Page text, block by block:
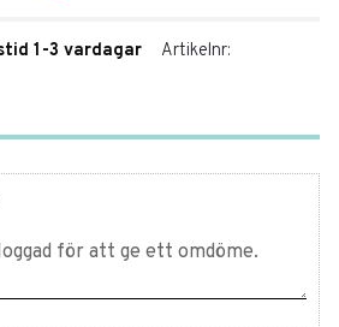
1-3 vardagar
Artikelnr